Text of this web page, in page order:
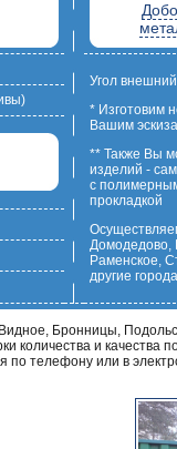
Угол
* Изготовим
Вашим
** Также Вы
изделий -
с
прокладкой
Домодедово,
Раменское,
другие
Бронницы,
количества и качества
телефону или в